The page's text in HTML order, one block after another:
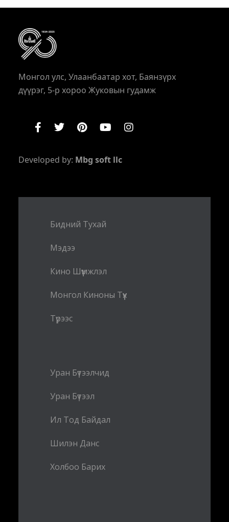
Монгол улс, Улаанбаатар хот, Баянзүрх
дүүрэг, 5-р хороо Жуковын гудамж
Developed by: Mbg soft llc
Бидний Тухай
Мэдээ
Кино Шүүмжлэл
Монгол Киноны Түүх
Түрээс
Уран Бүтээлчид
Уран Бүтээл
Ил Тод Байдал
Шилэн Данс
Холбоо Барих